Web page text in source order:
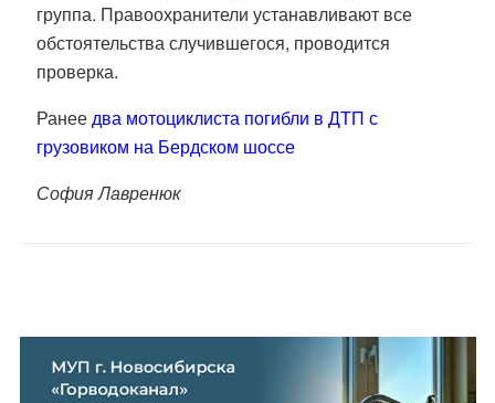
группа. Правоохранители устанавливают все
обстоятельства случившегося, проводится
проверка.
Ранеедва мотоциклиста погибли в ДТП с
грузовиком на Бердском шоссе
София Лавренюк